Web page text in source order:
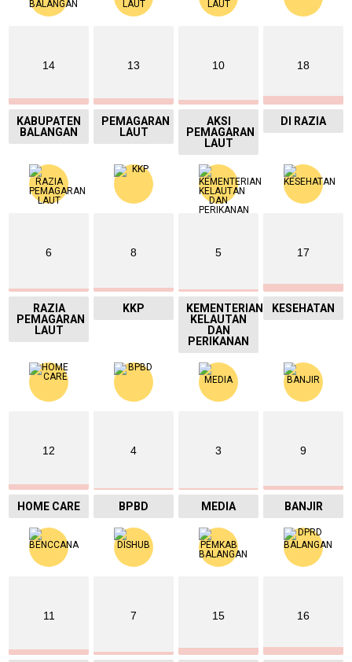
14
KABUPATEN
BALANGAN
13
PEMAGARAN
LAUT
10
AKSI
PEMAGARAN
LAUT
18
DI RAZIA
6
RAZIA
PEMAGARAN
LAUT
8
KKP
5
KEMENTERIAN
KELAUTAN
DAN
PERIKANAN
17
KESEHATAN
12
HOME CARE
4
BPBD
3
MEDIA
9
BANJIR
11 7 15 16